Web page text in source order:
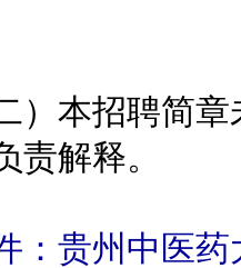
本招聘简章
责解释。
：贵州中医